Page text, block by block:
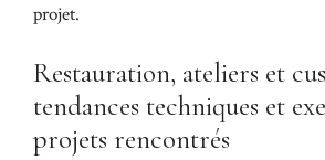
projet.
Restauration, ateliers et
tendances techniques et
projets rencontrés